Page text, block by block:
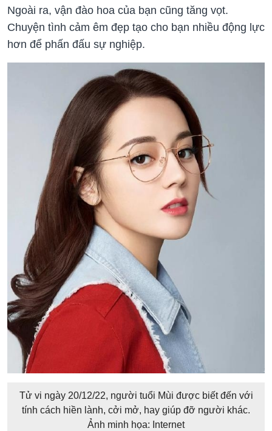
Ngoài ra, vận đào hoa của bạn cũng tăng vọt.
Chuyện tình cảm êm đẹp tạo cho bạn nhiều động lực
hơn để phấn đấu sự nghiệp.
Tử vi ngày 20/12/22, người tuổi Mùi được biết đến với
tính cách hiền lành, cởi mở, hay giúp đỡ người khác.
Ảnh minh họa: Internet